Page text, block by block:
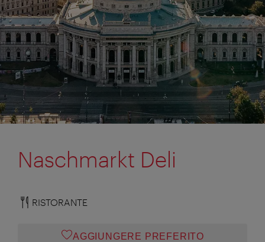
Naschmarkt Deli
RISTORANTE
AGGIUNGERE PREFERITO